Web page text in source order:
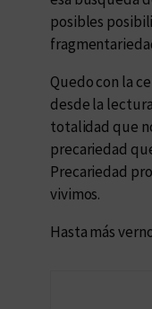
posibles
Quedo con la
desde la
totalidad que
precariedad
Precariedad
vivimos.
Hasta más